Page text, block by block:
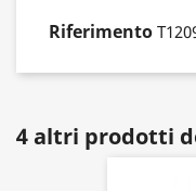
Riferimento
4 altri prodotti